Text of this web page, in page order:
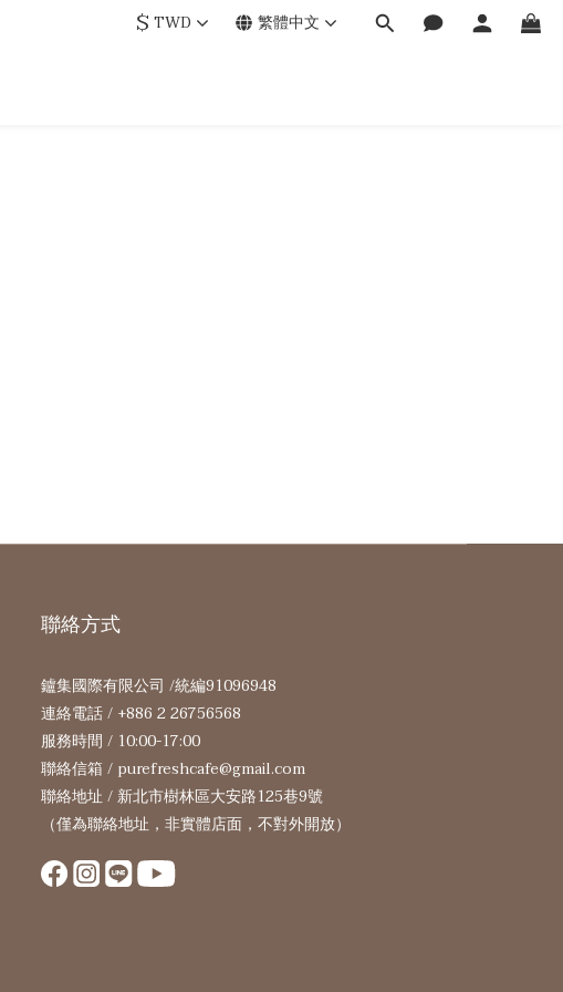
$ TWD 繁體中文
聯絡方式
鑪集國際有限公司 /統編91096948
連絡電話 / +886 2 26756568
服務時間 / 10:00-17:00
聯絡信箱 / purefreshcafe@gmail.com
聯絡地址 / 新北市樹林區大安路125巷9號
（僅為聯絡地址，非實體店面，不對外開放）